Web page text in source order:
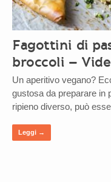
Fagottini di
broccoli –
Un aperitivo vegano?
gustosa da preparare in
ripieno diverso, può
Leggi →